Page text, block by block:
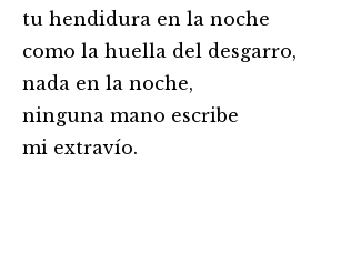
tu hendidura en la noche
como la huella del desgarro,
nada en la noche,
ninguna mano escribe
mi extravío.